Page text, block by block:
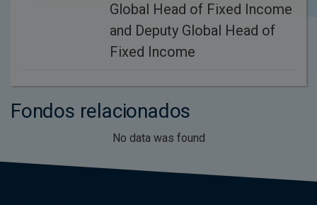
Global Head of Fixed Income
and Deputy Global Head of
Fixed Income
Fondos relacionados
No data was found